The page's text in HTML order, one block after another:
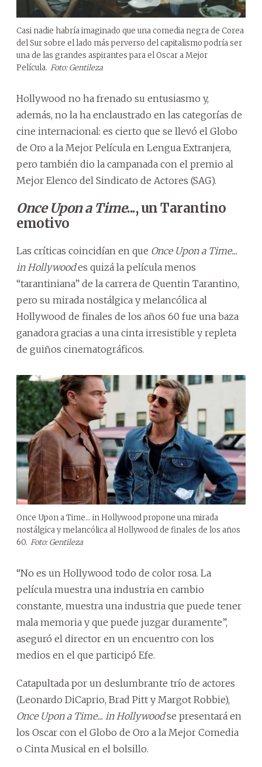
Casi nadie habría imaginado que una comedia negra de Corea
del Sur sobre el lado más perverso del capitalismo podría ser
una de las grandes aspirantes para el Oscar a Mejor
Película. Foto: Gentileza
Hollywood no ha frenado su entusiasmo y,
además, no la ha enclaustrado en las categorías de
cine internacional: es cierto que se llevó el Globo
de Oro a la Mejor Película en Lengua Extranjera,
pero también dio la campanada con el premio al
Mejor Elenco del Sindicato de Actores (SAG).
Once Upon a Time..., un Tarantino
emotivo
Las críticas coincidían en que Once Upon a Time...
in Hollywoodes quizá la película menos
“tarantiniana” de la carrera de Quentin Tarantino,
pero su mirada nostálgica y melancólica al
Hollywood de finales de los años 60 fue una baza
ganadora gracias a una cinta irresistible y repleta
de guiños cinematográficos.
Once Upon a Time... in Hollywood propone una mirada
nostálgica y melancólica al Hollywood de finales de los años
60. Foto: Gentileza
“No es un Hollywood todo de color rosa. La
película muestra una industria en cambio
constante, muestra una industria que puede tener
mala memoria y que puede juzgar duramente”,
aseguró el director en un encuentro con los
medios en el que participó Efe.
Catapultada por un deslumbrante trío de actores
(Leonardo DiCaprio, Brad Pitt y Margot Robbie),
Once Upon a Time... in Hollywoodse presentará en
los Oscar con el Globo de Oro a la Mejor Comedia
o Cinta Musical en el bolsillo.